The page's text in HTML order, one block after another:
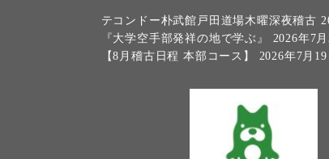
テコンドー朴武館戸田道場木曜深夜稽古
『大学空手部発祥の地で学ぶ』
2026年7
【8月稽古日程 本部コース】
2026年7月19